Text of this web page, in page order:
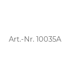
Art.-Nr. 10035A